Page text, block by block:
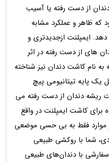
از دست رفته یا آسیب
ظاهر و عملکرد مشابه
ایمپلنت ازجدیدتری و
های از دست رفته در اثر
نام کاشت دندان نیز شناخته
پایه تیتانیومی پیچ
دندان از دست رفته می
کاشت ایمپلنت در واقع
موارد فقط به بی حسی موضعی
شما با روکشی طبیعی
با دندان‌های طبیعی